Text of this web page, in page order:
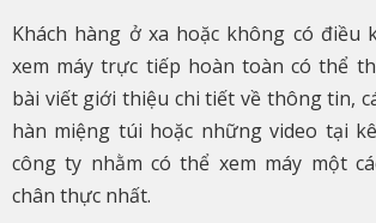
Khách hàng ở xa hoặc không có điều
xem máy trực tiếp hoàn toàn có thể
bài viết giới thiệu chi tiết về thông tin,
hàn miệng túi hoặc những video tại
công ty nhằm có thể xem máy một
chân thực nhất.